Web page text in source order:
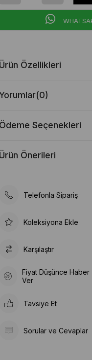
Özellikleri
(0)
Seçenekleri
Önerileri
Telefonla Sipariş
Koleksiyona Ekle
Karşılaştır
Fiyat Düşünce Haber
Ver
Tavsiye Et
Sorular ve Cevaplar